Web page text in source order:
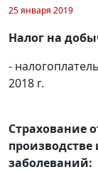
25 января 2019
Налог на
-
2018 г.
Страхование
заболеваний: